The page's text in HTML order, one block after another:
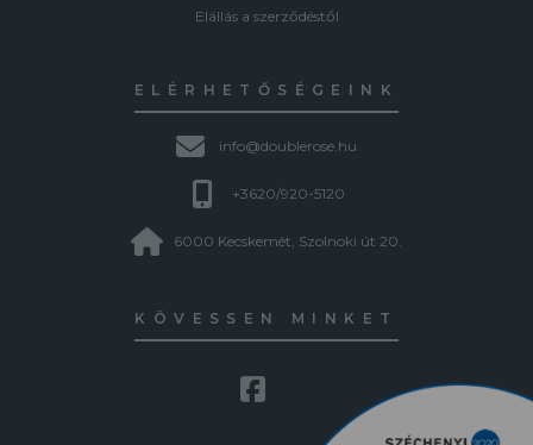
Elállás a szerződéstől
ELÉRHETŐSÉGEINK
info@doublerose.hu
+3620/920-5120
6000 Kecskemét, Szolnoki út 20.
KÖVESSEN MINKET